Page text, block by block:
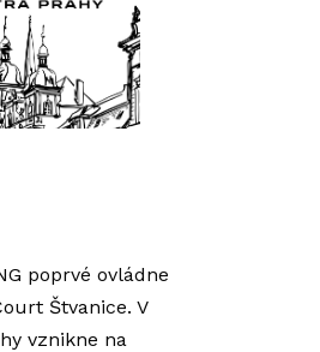
poprvé ovládne
Štvanice. V
vznikne na